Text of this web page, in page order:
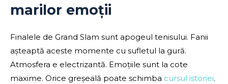
marilor emoții
Finalele de Grand Slam sunt apogeul tenisului. Fanii
așteaptă aceste momente cu sufletul la gură.
Atmosfera e electrizantă. Emoțiile sunt la cote
maxime. Orice greșeală poate schimba cursul istoriei.